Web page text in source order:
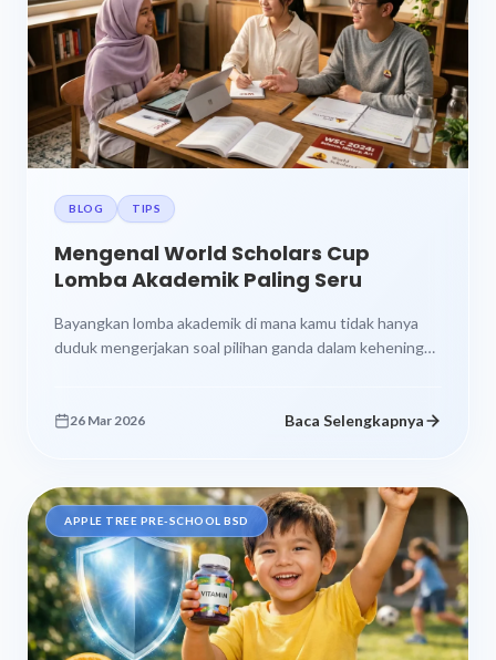
BLOG TIPS
Mengenal World Scholars Cup
Lomba Akademik Paling Seru
Bayangkan lomba akademik di mana kamu tidak hanya
duduk mengerjakan soal pilihan ganda dalam keheningan
26 Mar 2026 Baca Selengkapnya
APPLE TREE PRE-SCHOOL BSD